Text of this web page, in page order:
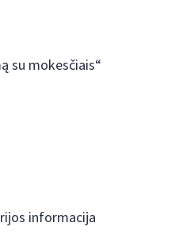
su mokesčiais“
informacija